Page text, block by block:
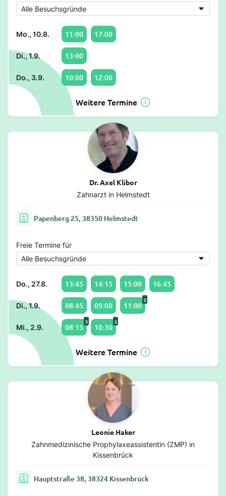
Mo., 10.8. 11:00 17:00
Di., 1.9. 13:00
Do., 3.9. 10:00 12:00
Weitere Termine
Dr. Axel Klibor
Zahnarzt in Helmstedt
Papenberg 25, 38350 Helmstedt
Freie Termine für
Do., 27.8. 13:45 14:15 15:00 16:45
Di., 1.9. 08:45 09:00 11:00
2
Mi., 2.9. 08:15
3
10:30
2
Weitere Termine
Leonie Haker
Zahnmedizinische Prophylaxeassistentin (ZMP) in
Kissenbrück
Hauptstraße 38, 38324 Kissenbrück